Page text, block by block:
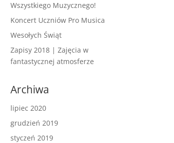
Wszystkiego Muzycznego!
Koncert Uczniów Pro Musica
Wesołych Świąt
Zapisy 2018 | Zajęcia w
fantastycznej atmosferze
Archiwa
lipiec 2020
grudzień 2019
styczeń 2019